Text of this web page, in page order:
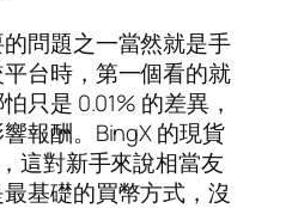
問題之一當然就是手
台時，第一個看的就
只是 0.01% 的差異，
報酬。BingX 的現貨
這對新手來說相當友
基礎的買幣方式，沒